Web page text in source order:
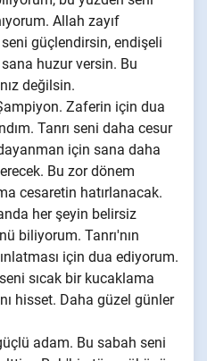
Allah zayıf
güçlendirsin, endişeli
huzur versin. Bu
değilsin.
Zaferin için dua
Tanrı seni daha cesur
için sana daha
Bu zor dönem
cesaretin hatırlanacak.
her şeyin belirsiz
biliyorum. Tanrı'nın
için dua ediyorum.
sıcak bir kucaklama
hisset. Daha güzel günler
adam. Bu sabah seni